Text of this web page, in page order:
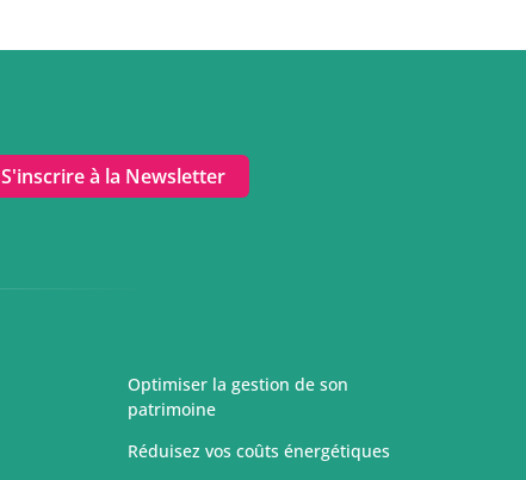
S'inscrire à la Newsletter
Optimiser la gestion de son
patrimoine
Réduisez vos coûts énergétiques